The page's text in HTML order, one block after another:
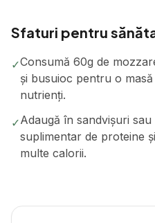
Sfaturi pentru
✓Consumă 60g de
și busuioc pentru o
nutrienți.
✓Adaugă în sandvișuri
suplimentar de proteine
multe calorii.